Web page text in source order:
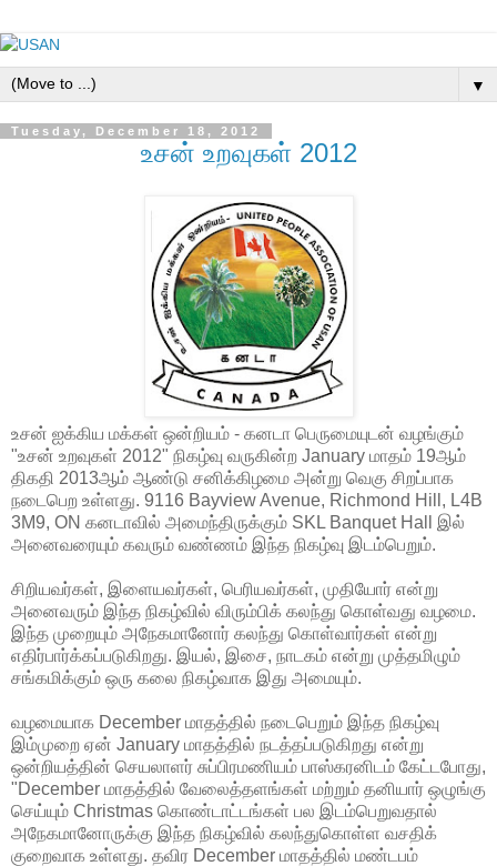
▼
Tuesday, December 18, 2012
உசன் உறவுகள் 2012
உசன் ஐக்கிய மக்கள் ஒன்றியம் - கனடா பெருமையுடன் வழங்கும்
"உசன் உறவுகள் 2012" நிகழ்வு வருகின்ற January மாதம் 19ஆம்
திகதி 2013ஆம் ஆண்டு சனிக்கிழமை அன்று வெகு சிறப்பாக
நடைபெற உள்ளது. 9116 Bayview Avenue, Richmond Hill, L4B
3M9, ON கனடாவில் அமைந்திருக்கும் SKL Banquet Hall இல்
அனைவரையும் கவரும் வண்ணம் இந்த நிகழ்வு இடம்பெறும்.
சிறியவர்கள், இளையவர்கள், பெரியவர்கள், முதியோர் என்று
அனைவரும் இந்த நிகழ்வில் விரும்பிக் கலந்து கொள்வது வழமை.
இந்த முறையும் அநேகமானோர் கலந்து கொள்வார்கள் என்று
எதிர்பார்க்கப்படுகிறது. இயல், இசை, நாடகம் என்று முத்தமிழும்
சங்கமிக்கும் ஒரு கலை நிகழ்வாக இது அமையும்.
வழமையாக December மாதத்தில் நடைபெறும் இந்த நிகழ்வு
இம்முறை ஏன் January மாதத்தில் நடத்தப்படுகிறது என்று
ஒன்றியத்தின் செயலாளர் சுப்பிரமணியம் பாஸ்கரனிடம் கேட்டபோது,
"December மாதத்தில் வேலைத்தளங்கள் மற்றும் தனியார் ஒழுங்கு
செய்யும் Christmas கொண்டாட்டங்கள் பல இடம்பெறுவதால்
அநேகமானோருக்கு இந்த நிகழ்வில் கலந்துகொள்ள வசதிக்
குறைவாக உள்ளது. தவிர December மாதத்தில் மண்டபம்